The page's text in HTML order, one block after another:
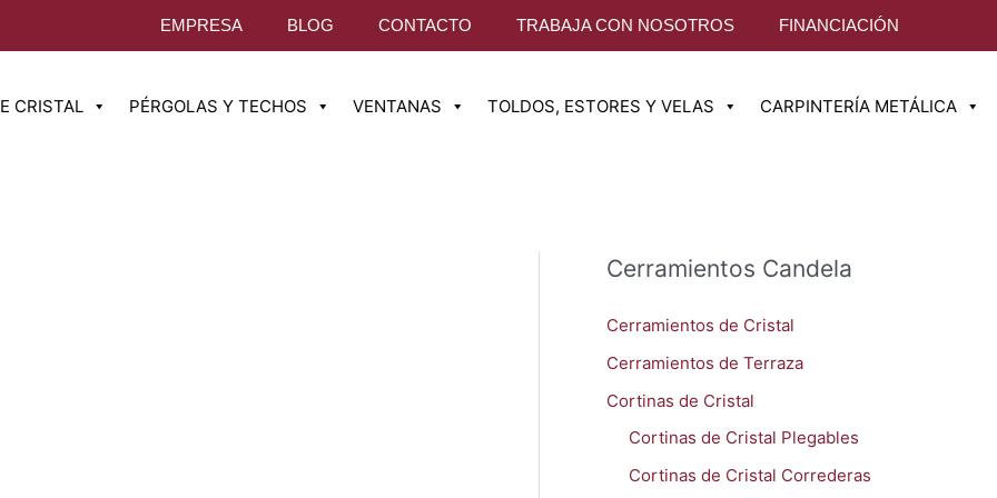
EMPRESA BLOG CONTACTO TRABAJA CON NOSOTROS FINANCIACIÓN
CRISTAL PÉRGOLAS Y TECHOS VENTANAS TOLDOS, ESTORES Y VELAS CARPINTERÍA METÁLICA
Cerramientos Candela
Cerramientos de Cristal
Cerramientos de Terraza
Cortinas de Cristal
Cortinas de Cristal Plegables
Cortinas de Cristal Correderas